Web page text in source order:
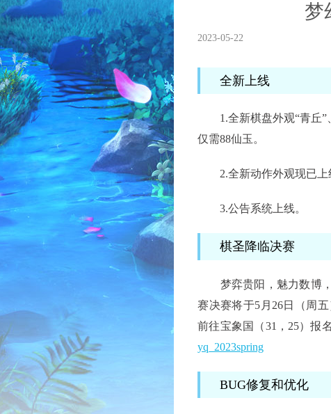
梦
2023-05-22
全新上线
1.全新棋盘外观“青丘”
仅需88仙玉。
2.全新动作外观现已上
3.公告系统上线。
棋圣降临决赛
梦弈贵阳，魅力数博，
赛决赛将于5月26日（周
前往宝象国（31，25）报
yq_2023spring
BUG修复和优化